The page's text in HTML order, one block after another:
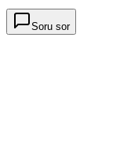
Soru sor